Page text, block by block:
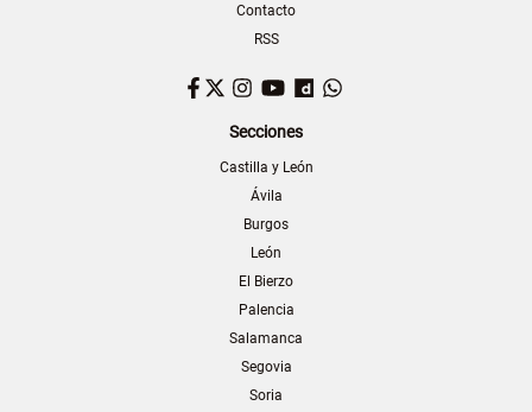
Contacto
RSS
Facebook
TwitterInstagram
YouTubeDailymotion
Secciones
Castilla y León
Ávila
Burgos
León
El Bierzo
Palencia
Salamanca
Segovia
Soria